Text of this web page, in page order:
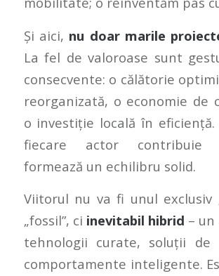
Și aici, nu doar marile
La fel de valoroase sunt
consecvente: o călătorie
reorganizată, o economie de
o investiție locală în eficiență.
fiecare actor contribuie
formează un echilibru solid.
Viitorul nu va fi unul exclusiv
„fossil”, ci inevitabil hibrid – un
tehnologii curate, soluții de
comportamente inteligente.